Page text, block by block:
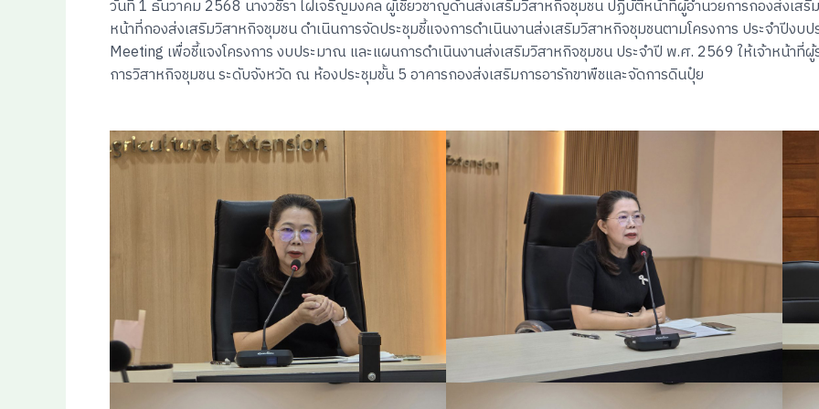
วันที่ 1 ธันวาคม 2568 นางวชิรา ไฝเจริญมงคล ผู้เชี่ยวชาญด้านส่งเสริมวิสาหกิจชุมชน ปฏิบัติหน้าที่ผู้อำนวยการกองส่งเส
หน้าที่กองส่งเสริมวิสาหกิจชุมชน ดำเนินการจัดประชุมชี้แจงการดำเนินงานส่งเสริมวิสาหกิจชุมชนตามโครงการ ประจำปี
Meeting เพื่อชี้แจงโครงการ งบประมาณ และแผนการดำเนินงานส่งเสริมวิสาหกิจชุมชน ประจำปี พ.ศ. 2569 ให้เจ้าหน้า
การวิสาหกิจชุมชน ระดับจังหวัด ณ ห้องประชุมชั้น 5 อาคารกองส่งเสริมการอารักขาพืชและจัดการดินปุ๋ย